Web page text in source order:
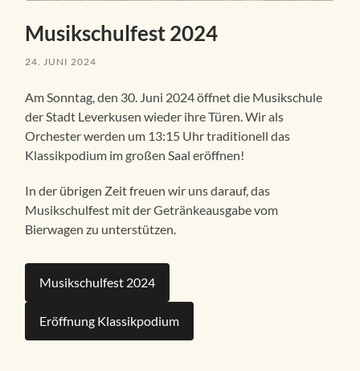
Musikschulfest 2024
24. JUNI 2024
Am Sonntag, den 30. Juni 2024 öffnet die Musikschule
der Stadt Leverkusen wieder ihre Türen. Wir als
Orchester werden um 13:15 Uhr traditionell das
Klassikpodium im großen Saal eröffnen!
In der übrigen Zeit freuen wir uns darauf, das
Musikschulfest mit der Getränkeausgabe vom
Bierwagen zu unterstützen.
Musikschulfest 2024
Eröffnung Klassikpodium